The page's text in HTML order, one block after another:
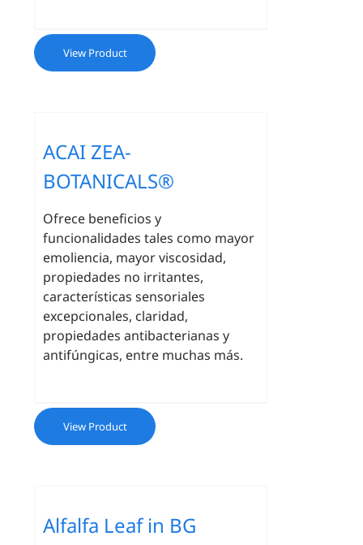
View Product
ACAI ZEA-
BOTANICALS®
Ofrece beneficios y
funcionalidades tales como mayor
emoliencia, mayor viscosidad,
propiedades no irritantes,
características sensoriales
excepcionales, claridad,
propiedades antibacterianas y
antifúngicas, entre muchas más.
View Product
Alfalfa Leaf in BG